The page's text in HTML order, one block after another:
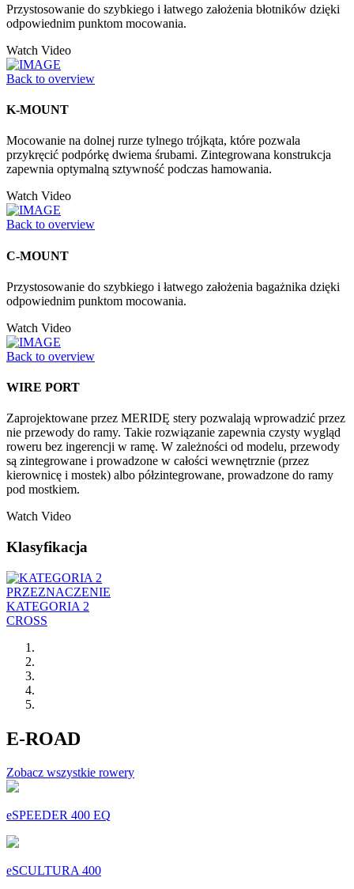
Przystosowanie do szybkiego i łatwego założenia błotników dzięki
odpowiednim punktom mocowania.
Watch Video
Back to overview
K-MOUNT
Mocowanie na dolnej rurze tylnego trójkąta, które pozwala
przykręcić podpórkę dwiema śrubami. Zintegrowana konstrukcja
zapewnia optymalną sztywność podczas hamowania.
Watch Video
Back to overview
C-MOUNT
Przystosowanie do szybkiego i łatwego założenia bagażnika dzięki
odpowiednim punktom mocowania.
Watch Video
Back to overview
WIRE PORT
Zaprojektowane przez MERIDĘ stery pozwalają wprowadzić przez
nie przewody do ramy. Takie rozwiązanie zapewnia czysty wygląd
roweru bez ingerencji w ramę. W zależności od modelu, przewody
są zintegrowane i prowadzone w całości wewnętrznie (przez
kierownicę i mostek) albo półzintegrowane, prowadzone do ramy
pod mostkiem.
Watch Video
Klasyfikacja
PRZEZNACZENIE
KATEGORIA 2
CROSS
E-ROAD
Zobacz wszystkie rowery
eSPEEDER 400 EQ
eSCULTURA 400